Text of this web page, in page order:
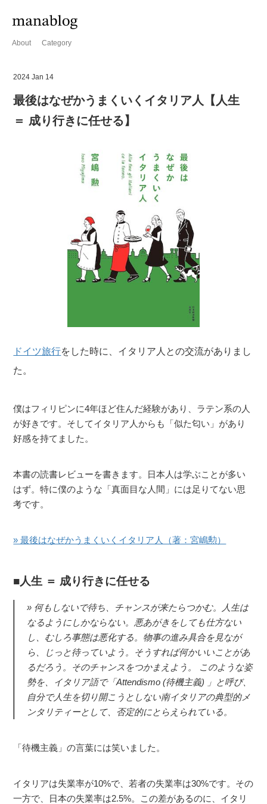
About Category
2024 Jan 14
最後はなぜかうまくいくイタリア人【人生
＝ 成り行きに任せる】
ドイツ旅行をした時に、イタリア人との交流がありまし
た。
僕はフィリピンに4年ほど住んだ経験があり、ラテン系の人
が好きです。そしてイタリア人からも「似た匂い」があり
好感を持てました。
本書の読書レビューを書きます。日本人は学ぶことが多い
はず。特に僕のような「真面目な人間」には足りてない思
考です。
» 最後はなぜかうまくいくイタリア人（著：宮嶋勲）
人生 ＝ 成り行きに任せる
何もしないで待ち、チャンスが来たらつかむ。人生は
なるようにしかならない。悪あがきをしても仕方ない
し、むしろ事態は悪化する。物事の進み具合を見なが
ら、じっと待っていよう。そうすれば何かいいことがあ
るだろう。そのチャンスをつかまえよう。 このような姿
勢を、イタリア語で「Attendismo (待機主義) 」と呼び、
自分で人生を切り開こうとしない南イタリアの典型的メ
ンタリティーとして、否定的にとらえられている。
「待機主義」の言葉には笑いました。
イタリアは失業率が10%で、若者の失業率は30%です。その
一方で、日本の失業率は2.5%。この差があるのに、イタリ